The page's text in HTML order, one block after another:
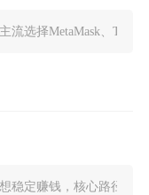
流选择MetaMask、
稳定赚钱，核心路径是